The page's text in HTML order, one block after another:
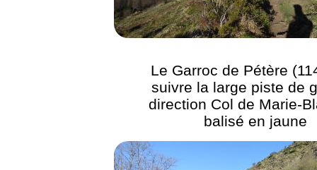
Le Garroc de Pétère
suivre la large piste de
direction Col de Marie-
balisé en jaune